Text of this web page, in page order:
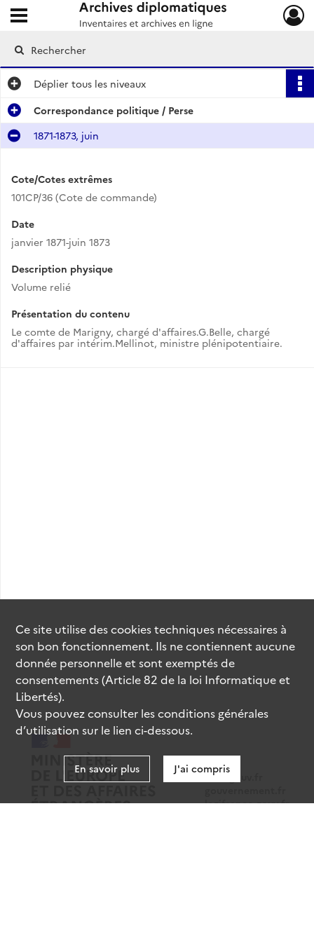
Archives diplomatiques
Ouvrir le menu déroulant
Déplier tous les niveaux
Correspondance politique / Perse
1871-1873, juin
Cote/Cotes extrêmes
101CP/36 (Cote de commande)
Date
janvier 1871-juin 1873
Description physique
Volume relié
Présentation du contenu
Le comte de Marigny, chargé d'affaires.G.Belle, chargé
d'affaires par intérim.Mellinot, ministre plénipotentiaire.
data.gouv.fr
legifrance.gouv.fr
Ce site utilise descookiestechniques nécessaires à
son bon fonctionnement. Ils ne contiennent aucune
donnée personnelle et sont exemptés de
consentements (Article 82 de la loi Informatique et
Libertés).
Vous pouvez consulter les conditions générales
d’utilisation sur le lien ci-dessous.
En savoir plus J'ai compris